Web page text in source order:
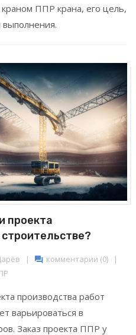
ППР крана, его цель,
проекта
| комментарии (0)
|
производства работ
варьироваться в
Заказ проекта ППР у